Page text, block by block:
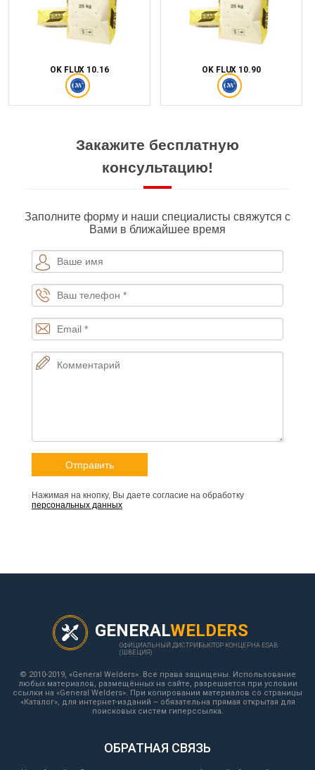
OK FLUX 10.16 OK FLUX 10.90
Закажите бесплатную
консультацию!
Заполните форму и наши специалисты свяжутся с
Вами в ближайшее время
Нажимая на кнопку, Вы даете согласие на обработку
персональных данных
GENERALWELDERS
ОФИЦИАЛЬНЫЙ ДИСТРИБЬЮТОР КОНЦЕРНА ESAB
(ШВЕЦИЯ)
© 2010-2019, «General Welders». Все права защищены. Использование
любых материалов, размещённых на сайте, разрешается при условии
ссылки на «General Welders». При копировании материалов со страницы
«Каталог», для интернет-изданий – обязательна прямая открытая для
поисковых систем гиперссылка.
ОБРАТНАЯ СВЯЗЬ